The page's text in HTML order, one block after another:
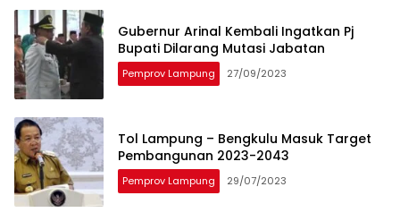
Gubernur Arinal Kembali Ingatkan Pj
Bupati Dilarang Mutasi Jabatan
Pemprov Lampung 27/09/2023
Tol Lampung – Bengkulu Masuk Target
Pembangunan 2023-2043
Pemprov Lampung 29/07/2023